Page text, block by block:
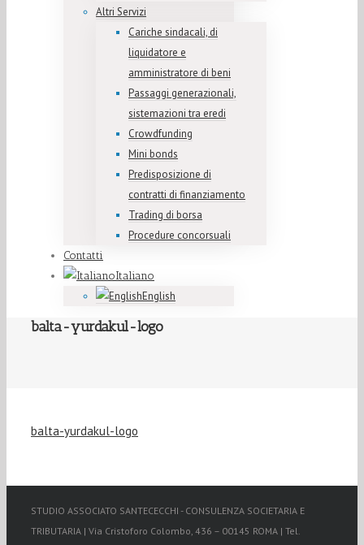
Altri Servizi
Cariche sindacali, di
liquidatore e
amministratore di beni
Passaggi generazionali,
sistemazioni tra eredi
Crowdfunding
Mini bonds
Predisposizione di
contratti di finanziamento
Trading di borsa
Procedure concorsuali
Contatti
Italiano
English
balta-yurdakul-logo
balta-yurdakul-logo
STUDIO ASSOCIATO SANTECECCHI - CONSULENZA SOCIETARIA E
TRIBUTARIA | Via Cristoforo Colombo, 436 – 00145 ROMA | Tel.